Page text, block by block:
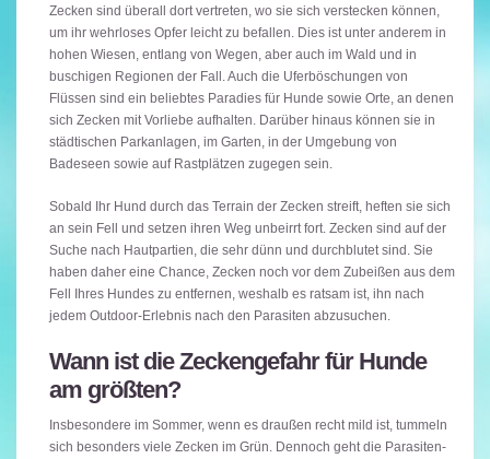
Zecken sind überall dort vertreten, wo sie sich verstecken können,
um ihr wehrloses Opfer leicht zu befallen. Dies ist unter anderem in
hohen Wiesen, entlang von Wegen, aber auch im Wald und in
buschigen Regionen der Fall. Auch die Uferböschungen von
Flüssen sind ein beliebtes Paradies für Hunde sowie Orte, an denen
sich Zecken mit Vorliebe aufhalten. Darüber hinaus können sie in
städtischen Parkanlagen, im Garten, in der Umgebung von
Badeseen sowie auf Rastplätzen zugegen sein.
Sobald Ihr Hund durch das Terrain der Zecken streift, heften sie sich
an sein Fell und setzen ihren Weg unbeirrt fort. Zecken sind auf der
Suche nach Hautpartien, die sehr dünn und durchblutet sind. Sie
haben daher eine Chance, Zecken noch vor dem Zubeißen aus dem
Fell Ihres Hundes zu entfernen, weshalb es ratsam ist, ihn nach
jedem Outdoor-Erlebnis nach den Parasiten abzusuchen.
Wann ist die Zeckengefahr für Hunde
am größten?
Insbesondere im Sommer, wenn es draußen recht mild ist, tummeln
sich besonders viele Zecken im Grün. Dennoch geht die Parasiten-